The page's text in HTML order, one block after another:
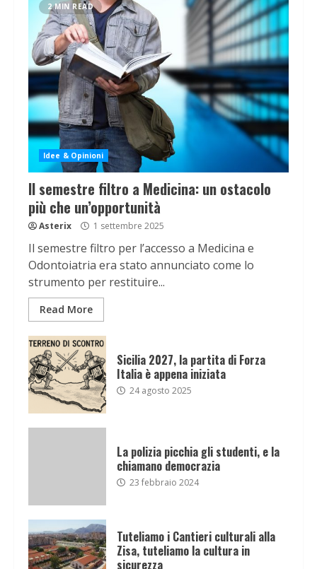
2 MIN READ
Idee & Opinioni
Il semestre filtro a Medicina: un ostacolo
più che un’opportunità
Asterix 1 settembre 2025
Il semestre filtro per l’accesso a Medicina e
Odontoiatria era stato annunciato come lo
strumento per restituire...
Read More
Sicilia 2027, la partita di Forza
Italia è appena iniziata
24 agosto 2025
La polizia picchia gli studenti, e la
chiamano democrazia
23 febbraio 2024
Tuteliamo i Cantieri culturali alla
Zisa, tuteliamo la cultura in
sicurezza